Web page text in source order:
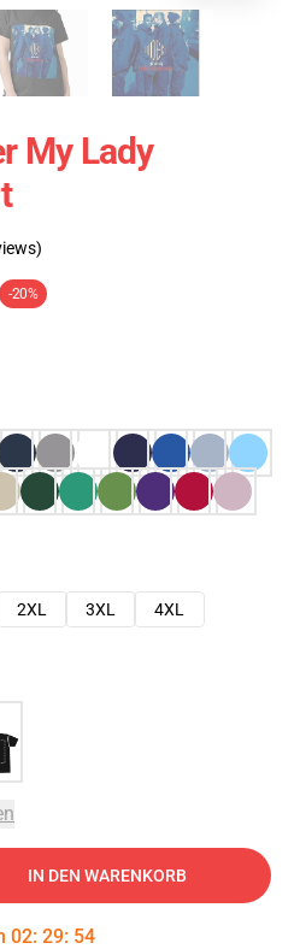
My Lady
-20%
2XL 3XL
4XL
IN DEN WARENKORB
02: 29: 54